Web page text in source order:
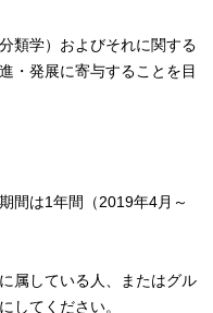
類学）およびそれに関する
・発展に寄与することを目
間は1年間（2019年4月～
属している人、またはグル
してください。